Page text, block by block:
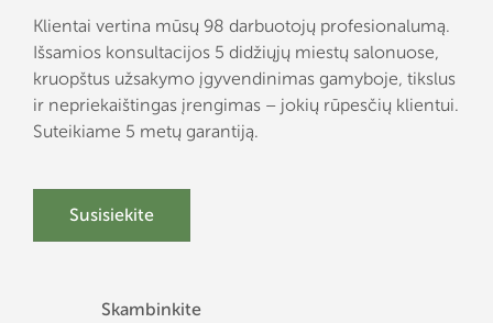
Klientai vertina mūsų 98 darbuotojų profesionalumą.
Išsamios konsultacijos 5 didžiųjų miestų salonuose,
kruopštus užsakymo įgyvendinimas gamyboje, tikslus
ir nepriekaištingas įrengimas – jokių rūpesčių klientui.
Suteikiame 5 metų garantiją.
Susisiekite
Skambinkite